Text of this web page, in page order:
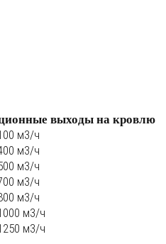
выходы на кровлю
м3/ч
м3/ч
м3/ч
м3/ч
м3/ч
м3/ч
м3/ч